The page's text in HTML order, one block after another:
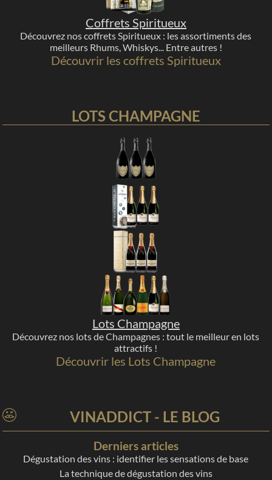
Coffrets Spiritueux
Découvrez nos coffrets Spiritueux : les assortiments des
meilleurs Rhums, Whiskys... Entre autres !
Découvrir les coffrets Spiritueux
LOTS CHAMPAGNE
Lots Champagne
Découvrez nos lots de Champagnes : tout le meilleur en lots
attractifs !
Découvrir les Lots Champagne
VINADDICT - LE BLOG
Derniers articles
Dégustation des vins : identifier les sensations de base
La technique de dégustation des vins